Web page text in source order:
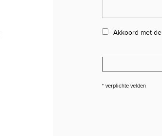
Akkoord met de
* verplichte velden